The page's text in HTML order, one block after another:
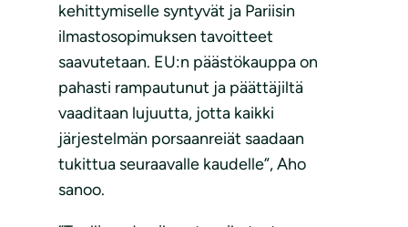
kehittymiselle syntyvät ja Pariisin
ilmastosopimuksen tavoitteet
saavutetaan. EU:n päästökauppa on
pahasti rampautunut ja päättäjiltä
vaaditaan lujuutta, jotta kaikki
järjestelmän porsaanreiät saadaan
tukittua seuraavalle kaudelle”, Aho
sanoo.